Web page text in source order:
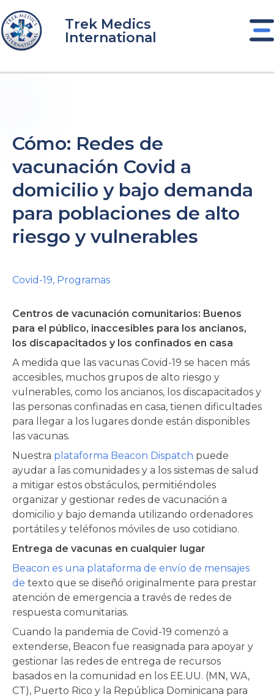
al
contenido
Trek Medics
International
Cómo: Redes de
vacunación Covid a
domicilio y bajo demanda
para poblaciones de alto
riesgo y vulnerables
Covid-19, Programas
Centros de vacunación comunitarios: Buenos
para el público, inaccesibles para los ancianos,
los discapacitados y los confinados en casa
A medida que las vacunas Covid-19 se hacen más
accesibles, muchos grupos de alto riesgo y
vulnerables, como los ancianos, los discapacitados y
las personas confinadas en casa, tienen dificultades
para llegar a los lugares donde están disponibles
las vacunas.
Nuestra plataforma Beacon Dispatch puede
ayudar a las comunidades y a los sistemas de salud
a mitigar estos obstáculos, permitiéndoles
organizar y gestionar redes de vacunación a
domicilio y bajo demanda utilizando ordenadores
portátiles y teléfonos móviles de uso cotidiano.
Entrega de vacunas en cualquier lugar
Beacon es una plataforma de envío de mensajes
de texto que se diseñó originalmente para prestar
atención de emergencia a través de redes de
respuesta comunitarias.
Cuando la pandemia de Covid-19 comenzó a
extenderse, Beacon fue reasignada para apoyar y
gestionar las redes de entrega de recursos
basados en la comunidad en los EE.UU. (MN, WA,
CT), Puerto Rico y la República Dominicana para